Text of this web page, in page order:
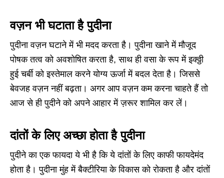
वज़न भी घटाता है पुदीना
पुदीना वज़न घटाने में भी मदद करता है। पुदीना खाने में मौजूद
पोषक तत्व को अवशोषित करता है, साथ ही वसा के रूप में इक्ठ्ठी
हुई चर्बी को इस्तेमाल करने योग्य ऊर्जा में बदल देता है। जिससे
बेवजह वज़न नहीं बढ़ता। अगर आप वज़न कम करना चाहते हैं तो
आज से ही पुदीने को अपने आहार में ज़रूर शामिल कर लें।
दांतों के लिए अच्छा होता है पुदीना
पुदीने का एक फायदा ये भी है कि ये दांतों के लिए काफी फायदेमंद
होता है। पुदीना मुंह में बैक्टीरिया के विकास को रोकता है और दांतों